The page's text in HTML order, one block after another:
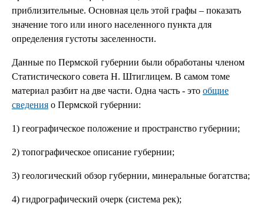
приблизительные. Основная цель этой графы – показать
значение того или иного населенного пункта для
определения густоты заселенности.
Данные по Пермской губернии были обработаны членом
Статистического совета Н. Штиглицем. В самом томе
материал разбит на две части. Одна часть - это общие
сведения о Пермской губернии:
1) географическое положение и пространство губернии;
2) топографическое описание губернии;
3) геологический обзор губернии, минеральные богатства;
4) гидрографический очерк (система рек);